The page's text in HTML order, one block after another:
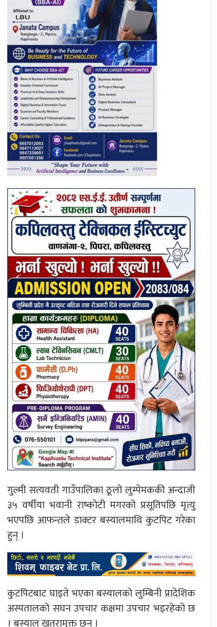
गुल्मी सत्यवती गाउँपालिका ठूलो लुम्पेमककी अन्दाजी
३५ वर्षीया भवानी राष्कोटी मगरको प्रसूतिपछि मृत्यु
भएपछि आफन्तले डाक्टर बस्यालमाथि कुटपिट गरेका
हुन् ।
कुटपिटबाट घाइते भएका बस्यालको लुम्बिनी प्रादेशिक
अस्पतालको सघन उपचार कक्षमा उपचार भइरहेको छ
। बस्याल खतरामुक्त छन् ।